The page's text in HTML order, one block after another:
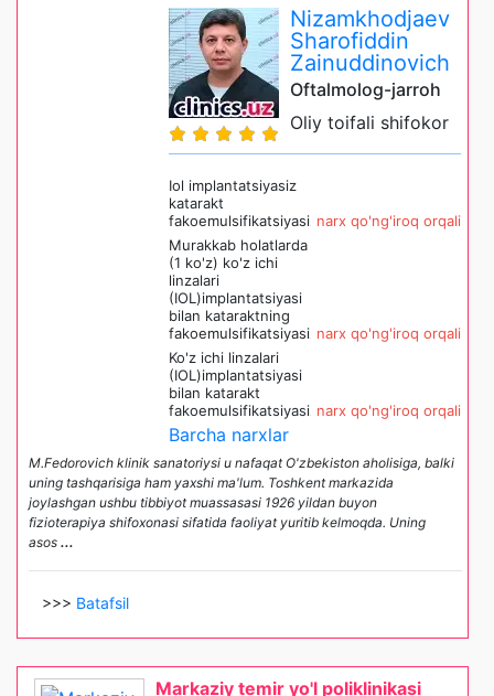
Nizamkhodjaev
Sharofiddin
Zainuddinovich
Oftalmolog-jarroh
Oliy toifali shifokor
Iol implantatsiyasiz
katarakt
fakoemulsifikatsiyasi narx qo'ng'iroq orqali
Murakkab holatlarda
(1 ko'z) ko'z ichi
linzalari
(IOL)implantatsiyasi
bilan kataraktning
fakoemulsifikatsiyasi narx qo'ng'iroq orqali
Ko'z ichi linzalari
(IOL)implantatsiyasi
bilan katarakt
fakoemulsifikatsiyasi narx qo'ng'iroq orqali
Barcha narxlar
M.Fedorovich klinik sanatoriysi u nafaqat O'zbekiston aholisiga, balki
uning tashqarisiga ham yaxshi ma'lum. Toshkent markazida
joylashgan ushbu tibbiyot muassasasi 1926 yildan buyon
fizioterapiya shifoxonasi sifatida faoliyat yuritib kelmoqda. Uning
asos ...
>>> Batafsil
Markaziy temir yo'l poliklinikasi